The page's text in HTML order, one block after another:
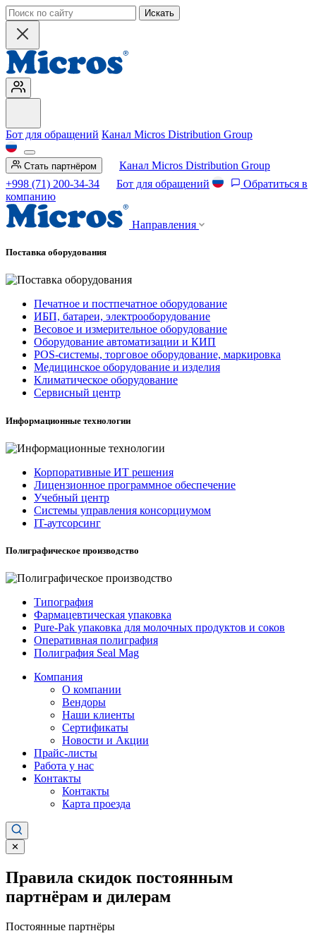
Искать
Бот для обращений Канал Micros Distribution Group
Стать партнёром
Канал Micros Distribution Group
+998 (71) 200-34-34
Бот для обращений
Обратиться в
компанию
Направления
Поставка оборудования
Печатное и постпечатное оборудование
ИБП, батареи, электрооборудование
Весовое и измерительное оборудование
Оборудование автоматизации и КИП
POS-системы, торговое оборудование, маркировка
Медицинское оборудование и изделия
Климатическое оборудование
Сервисный центр
Информационные технологии
Корпоративные ИТ решения
Лицензионное программное обеспечение
Учебный центр
Системы управления консорциумом
IT-аутсорсинг
Полиграфическое производство
Типография
Фармацевтическая упаковка
Pure-Pak упаковка для молочных продуктов и соков
Оперативная полиграфия
Полиграфия Seal Mag
Компания
О компании
Вендоры
Наши клиенты
Сертификаты
Новости и Акции
Прайс-листы
Работа у нас
Контакты
Контакты
Карта проезда
✕
Правила скидок постоянным
партнёрам и дилерам
Постоянные партнёры